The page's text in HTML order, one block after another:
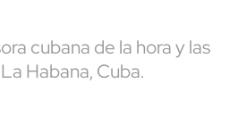
cubana de la hora y las
Habana, Cuba.